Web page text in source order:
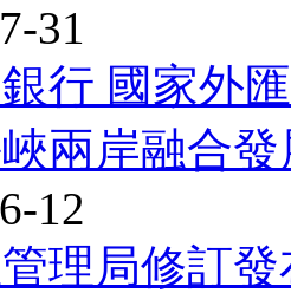
31
行 國家外
兩岸融合
12
理局修訂